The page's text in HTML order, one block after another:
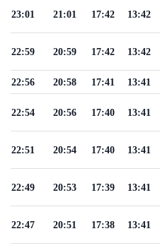
13:42
17:42
21:01
23:01
13:42
17:42
20:59
22:59
13:41
17:41
20:58
22:56
13:41
17:40
20:56
22:54
13:41
17:40
20:54
22:51
13:41
17:39
20:53
22:49
13:41
17:38
20:51
22:47